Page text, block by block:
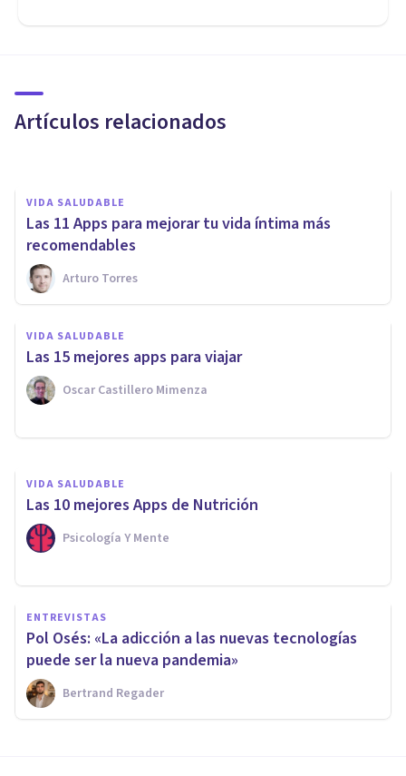
Artículos relacionados
mejorar hábitos
VIDA SALUDABLE
Las 11 Apps para mejorar tu vida íntima más
recomendables
Arturo Torres
VIDA SALUDABLE
Las 15 mejores apps para viajar
Oscar Castillero Mimenza
MISCELÁNEA
​Las 17 mejores apps de música
VIDA SALUDABLE
Las 10 mejores Apps de Nutrición
Psicología Y Mente
ENTREVISTAS
Pol Osés: «La adicción a las nuevas tecnologías
puede ser la nueva pandemia»
Bertrand Regader